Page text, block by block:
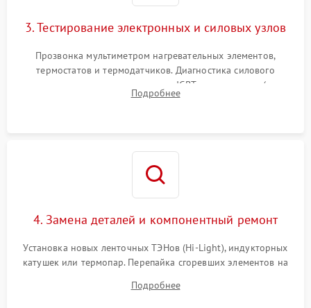
3. Тестирование электронных и силовых узлов
Прозвонка мультиметром нагревательных элементов,
термостатов и термодатчиков. Диагностика силового
модуля, реле, диодных мостов и IGBT-транзисторов (для
индукции). Проверка кранов и газ-контроля (для газовых
Подробнее
4. Замена деталей и компонентный ремонт
Установка новых ленточных ТЭНов (Hi-Light), индукторных
катушек или термопар. Перепайка сгоревших элементов на
дорожек. Очистка контактов и замена поврежденной
Подробнее